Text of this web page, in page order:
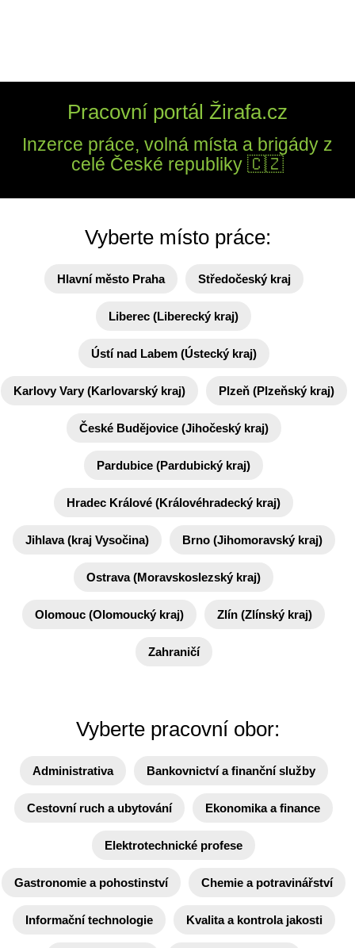
Pracovní portál Žirafa.cz
Inzerce práce, volná místa a brigády z
celé České republiky 🇨🇿
Vyberte místo práce:
Hlavní město Praha Středočeský kraj
Liberec (Liberecký kraj)
Ústí nad Labem (Ústecký kraj)
Karlovy Vary (Karlovarský kraj) Plzeň (Plzeňský kraj)
České Budějovice (Jihočeský kraj)
Pardubice (Pardubický kraj)
Hradec Králové (Královéhradecký kraj)
Jihlava (kraj Vysočina) Brno (Jihomoravský kraj)
Ostrava (Moravskoslezský kraj)
Olomouc (Olomoucký kraj) Zlín (Zlínský kraj)
Zahraničí
Vyberte pracovní obor:
Administrativa Bankovnictví a finanční služby
Cestovní ruch a ubytování Ekonomika a finance
Elektrotechnické profese
Gastronomie a pohostinství Chemie a potravinářství
Informační technologie Kvalita a kontrola jakosti